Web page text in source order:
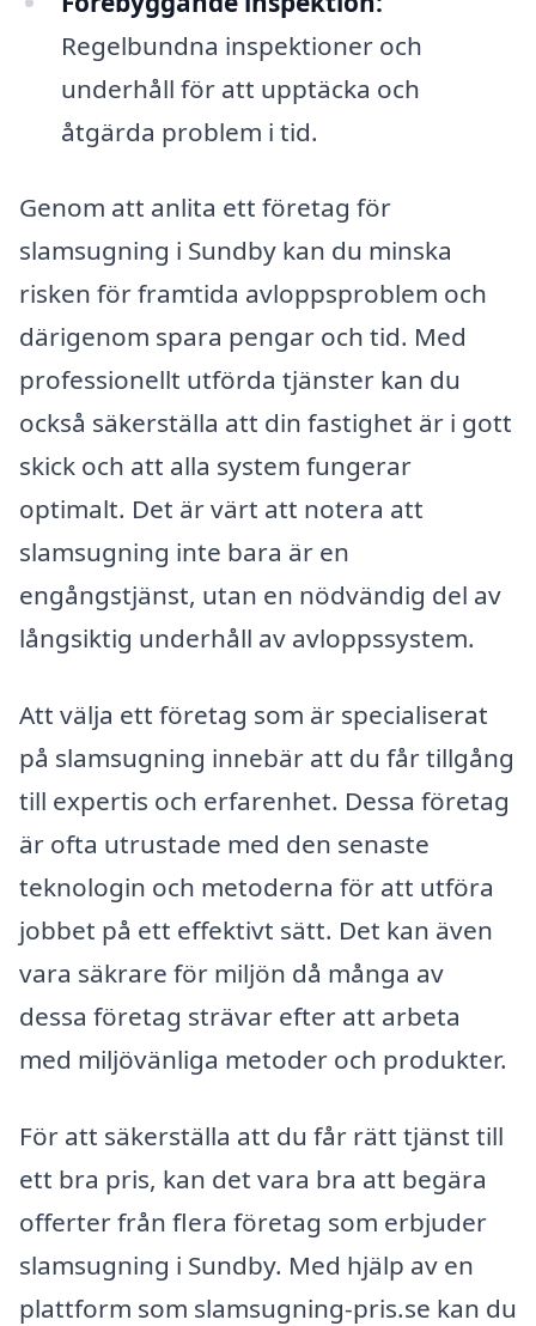
Regelbundna inspektioner och
underhåll för att upptäcka och
åtgärda problem i tid.
Genom att anlita ett företag för
slamsugning i Sundby kan du minska
risken för framtida avloppsproblem och
därigenom spara pengar och tid. Med
professionellt utförda tjänster kan du
också säkerställa att din fastighet är i gott
skick och att alla system fungerar
optimalt. Det är värt att notera att
slamsugning inte bara är en
engångstjänst, utan en nödvändig del av
långsiktig underhåll av avloppssystem.
Att välja ett företag som är specialiserat
på slamsugning innebär att du får tillgång
till expertis och erfarenhet. Dessa företag
är ofta utrustade med den senaste
teknologin och metoderna för att utföra
jobbet på ett effektivt sätt. Det kan även
vara säkrare för miljön då många av
dessa företag strävar efter att arbeta
med miljövänliga metoder och produkter.
För att säkerställa att du får rätt tjänst till
ett bra pris, kan det vara bra att begära
offerter från flera företag som erbjuder
slamsugning i Sundby. Med hjälp av en
plattform som slamsugning-pris.se kan du